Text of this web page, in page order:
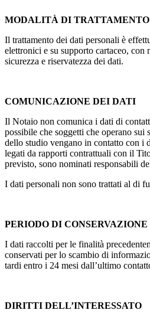
MODALITÀ DI TRATTAMENTO
Il trattamento dei dati personali è
elettronici e su supporto cartaceo, con
sicurezza e riservatezza dei dati.
COMUNICAZIONE DEI DATI
Il Notaio non comunica i dati di
possibile che soggetti che operano
dello studio vengano in contatto con i
legati da rapporti contrattuali con il
previsto, sono nominati responsabili
I dati personali non sono trattati al di
PERIODO DI
I dati raccolti per le finalità
conservati per lo scambio di
tardi entro i 24 mesi dall’ultimo
DIRITTI DELL’INTERESSATO